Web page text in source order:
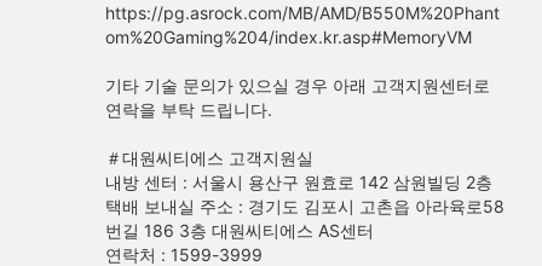
https://pg.asrock.com/MB/AMD/B550M%20Phant
om%20Gaming%204/index.kr.asp#MemoryVM
기타 기술 문의가 있으실 경우 아래 고객지원센터로
연락을 부탁 드립니다.
＃대원씨티에스 고객지원실
내방 센터 : 서울시 용산구 원효로 142 삼원빌딩 2층
택배 보내실 주소 : 경기도 김포시 고촌읍 아라육로58
번길 186 3층 대원씨티에스 AS센터
연락처 : 1599-3999